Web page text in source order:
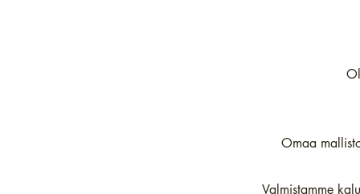
Omaa
Valmistamme